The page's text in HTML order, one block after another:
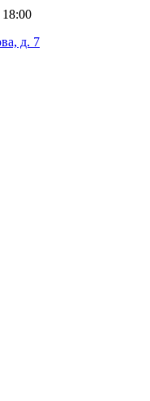
18:00
д. 7